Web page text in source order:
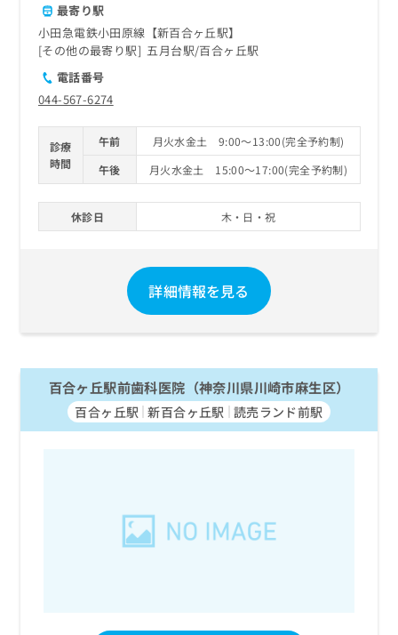
最寄り駅
小田急電鉄小田原線【新百合ヶ丘駅】
その他の最寄り駅
五月台駅 百合ヶ丘駅
電話番号
044-567-6274
診療
時間
午前
月火水金土 9:00～13:00(完全予約制)
午後
月火水金土 15:00～17:00(完全予約制)
休診日 木・日・祝
詳細情報を見る
百合ヶ丘駅前歯科医院（神奈川県川崎市麻生区）
百合ヶ丘駅 新百合ヶ丘駅 読売ランド前駅